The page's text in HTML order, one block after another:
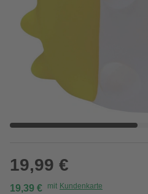
19,99 €
19,39 € mit Kundenkarte